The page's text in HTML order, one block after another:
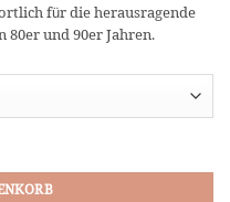
für die herausragende
80er und 90er Jahren.